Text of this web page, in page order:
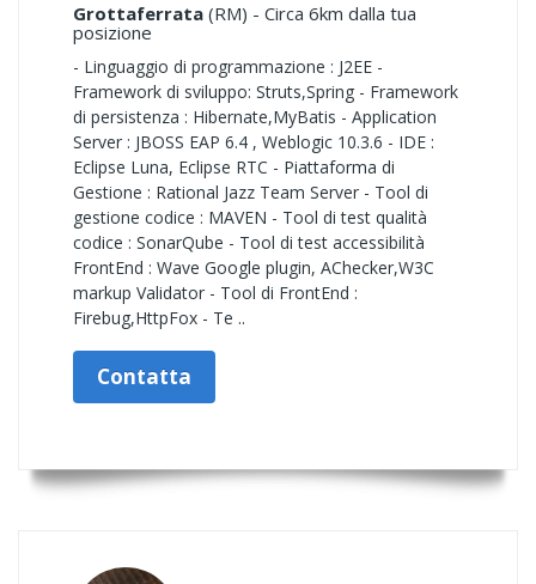
Grottaferrata (RM) - Circa 6km dalla tua
posizione
- Linguaggio di programmazione : J2EE -
Framework di sviluppo: Struts,Spring - Framework
di persistenza : Hibernate,MyBatis - Application
Server : JBOSS EAP 6.4 , Weblogic 10.3.6 - IDE :
Eclipse Luna, Eclipse RTC - Piattaforma di
Gestione : Rational Jazz Team Server - Tool di
gestione codice : MAVEN - Tool di test qualità
codice : SonarQube - Tool di test accessibilità
FrontEnd : Wave Google plugin, AChecker,W3C
markup Validator - Tool di FrontEnd :
Firebug,HttpFox - Te ..
Contatta